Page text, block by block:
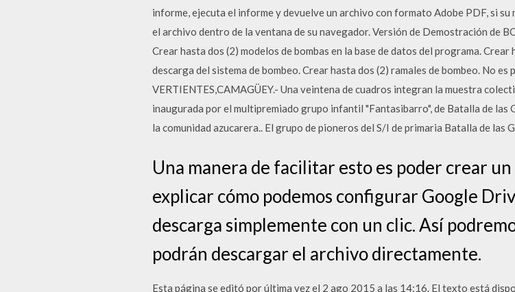
informe, ejecuta el informe y devuelve un archivo con formato Adobe PDF, si
el archivo dentro de la ventana de su navegador. Versión de Demostración de
Crear hasta dos (2) modelos de bombas en la base de datos del programa.
descarga del sistema de bombeo. Crear hasta dos (2) ramales de bombeo. No
VERTIENTES,CAMAGÜEY.- Una veintena de cuadros integran la muestra
inaugurada por el multipremiado grupo infantil "Fantasibarro", de Batalla de las
la comunidad azucarera.. El grupo de pioneros del S/I de primaria Batalla de las
Una manera de facilitar esto es poder crear un
explicar cómo podemos configurar Google
descarga simplemente con un clic. Así
podrán descargar el archivo directamente.
Esta página se editó por última vez el 2 ago 2015 a las 14:16. El texto está